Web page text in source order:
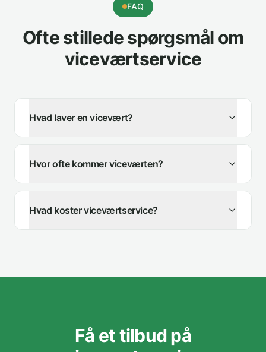
FAQ
Ofte stillede spørgsmål om
viceværtservice
Hvad laver en vicevært?
Hvor ofte kommer viceværten?
Hvad koster viceværtservice?
Få et tilbud på